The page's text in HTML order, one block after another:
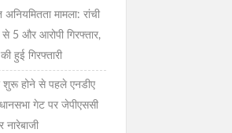
मामला: रांची
और आरोपी गिरफ्तार,
हुई गिरफ्तारी
शुरू होने से पहले एनडीए
गेट पर जेपीएससी
नारेबाजी